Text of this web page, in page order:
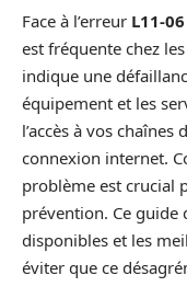
Face à l’erreur L11-06
est fréquente chez
indique une
équipement et les
l’accès à vos
connexion internet.
problème est crucial
prévention. Ce guide
disponibles et les
éviter que ce